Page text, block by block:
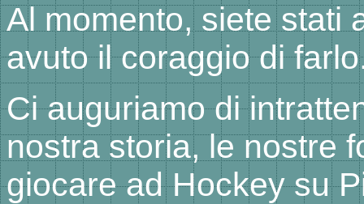
Al momento, siete stati
avuto il coraggio di
Ci auguriamo di
nostra storia, le nostre
giocare ad Hockey su